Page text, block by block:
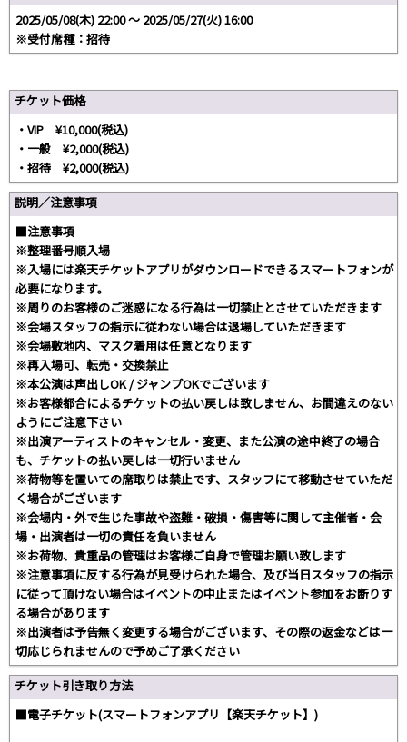
2025/05/08(木) 22:00 〜 2025/05/27(火) 16:00
※受付席種：招待
チケット価格
・VIP ¥10,000(税込)
・一般 ¥2,000(税込)
・招待 ¥2,000(税込)
説明／注意事項
■注意事項
※整理番号順入場
※入場には楽天チケットアプリがダウンロードできるスマートフォンが
必要になります。
※周りのお客様のご迷惑になる行為は一切禁止とさせていただきます
※会場スタッフの指示に従わない場合は退場していただきます
※会場敷地内、マスク着用は任意となります
※再入場可、転売・交換禁止
※本公演は声出しOK / ジャンプOKでございます
※お客様都合によるチケットの払い戻しは致しません、お間違えのない
ようにご注意下さい
※出演アーティストのキャンセル・変更、また公演の途中終了の場合
も、チケットの払い戻しは一切行いません
※荷物等を置いての席取りは禁止です、スタッフにて移動させていただ
く場合がございます
※会場内・外で生じた事故や盗難・破損・傷害等に関して主催者・会
場・出演者は一切の責任を負いません
※お荷物、貴重品の管理はお客様ご自身で管理お願い致します
※注意事項に反する行為が見受けられた場合、及び当日スタッフの指示
に従って頂けない場合はイベントの中止またはイベント参加をお断りす
る場合があります
※出演者は予告無く変更する場合がございます、その際の返金などは一
切応じられませんので予めご了承ください
チケット引き取り方法
■電子チケット(スマートフォンアプリ【楽天チケット】)